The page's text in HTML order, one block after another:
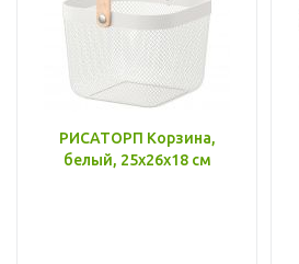
РИСАТОРП Корзина,
белый, 25x26x18 см